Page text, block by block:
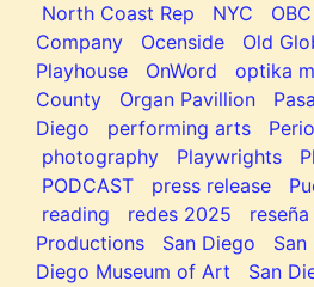
North Coast Rep
NYC OBC
Company
Ocenside Old
Playhouse
OnWord optika
County
Organ Pavillion
Diego
performing arts
photography
Playwrights
PODCAST
press release
reading
redes 2025 reseña
Productions
San Diego
Diego Museum of Art
San